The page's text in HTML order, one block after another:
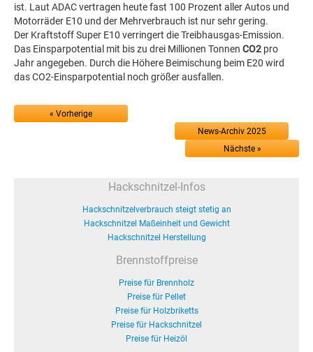
ist. Laut ADAC vertragen heute fast 100 Prozent aller Autos und
Motorräder E10 und der Mehrverbrauch ist nur sehr gering.
Der Kraftstoff Super E10 verringert die Treibhausgas-Emission.
Das Einsparpotential mit bis zu drei Millionen Tonnen CO2 pro
Jahr angegeben. Durch die Höhere Beimischung beim E20 wird
das CO2-Einsparpotential noch größer ausfallen.
« Vorherige
News-Archiv 2025
Nächste »
Hackschnitzel-Infos
Hackschnitzelverbrauch steigt stetig an
Hackschnitzel Maßeinheit und Gewicht
Hackschnitzel Herstellung
Brennstoffpreise
Preise für Brennholz
Preise für Pellet
Preise für Holzbriketts
Preise für Hackschnitzel
Preise für Heizöl